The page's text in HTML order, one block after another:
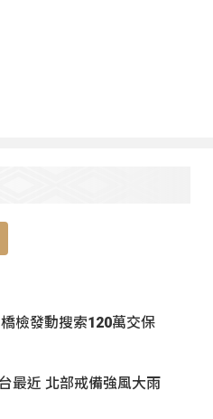
檢發動搜索120萬交保
最近 北部戒備強風大雨